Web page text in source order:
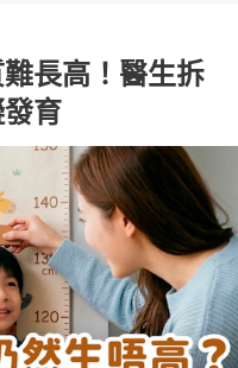
長高！醫生拆
育